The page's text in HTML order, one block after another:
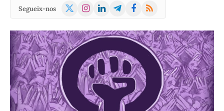
Segueix-nos
X
Instagram
LinkedInTelegramFacebook
RSS